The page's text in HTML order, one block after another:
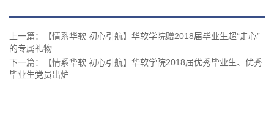
上一篇：【情系华软 初心引航】华软学院赠2018届毕业生超“走心”
的专属礼物
下一篇：【情系华软 初心引航】华软学院2018届优秀毕业生、优秀
毕业生党员出炉